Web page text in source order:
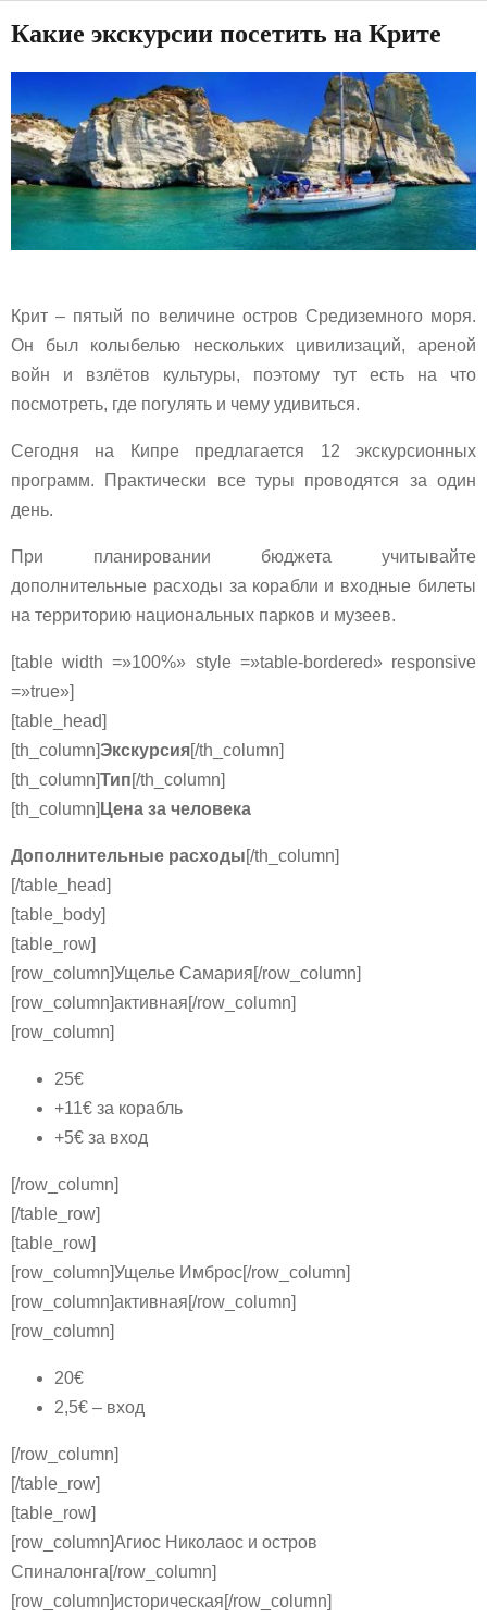
Какие экскурсии посетить на Крите
Крит – пятый по величине остров Средиземного моря.
Он был колыбелью нескольких цивилизаций, ареной
войн и взлётов культуры, поэтому тут есть на что
посмотреть, где погулять и чему удивиться.
Сегодня на Кипре предлагается 12 экскурсионных
программ. Практически все туры проводятся за один
день.
При планировании бюджета учитывайте
дополнительные расходы за корабли и входные билеты
на территорию национальных парков и музеев.
[table width =»100%» style =»table-bordered» responsive
=»true»]
[table_head]
[th_column]Экскурсия[/th_column]
[th_column]Тип[/th_column]
[th_column] Цена за человека
Дополнительные расходы[/th_column]
[/table_head]
[table_body]
[table_row]
[row_column]Ущелье Самария[/row_column]
[row_column]активная[/row_column]
[row_column]
25€
+11€ за корабль
+5€ за вход
[/row_column]
[/table_row]
[table_row]
[row_column]Ущелье Имброс[/row_column]
[row_column]активная[/row_column]
[row_column]
20€
2,5€ – вход
[/row_column]
[/table_row]
[table_row]
[row_column]Агиос Николаос и остров
Спиналонга[/row_column]
[row_column]историческая[/row_column]